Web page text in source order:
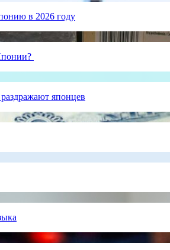
в 2026 году
японцев